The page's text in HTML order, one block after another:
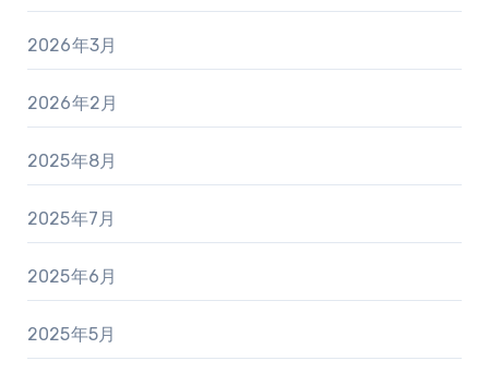
2026年3月
2026年2月
2025年8月
2025年7月
2025年6月
2025年5月